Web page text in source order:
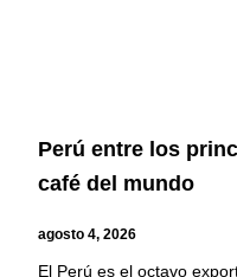
Perú entre los
café del mundo
agosto 4, 2026
El Perú es el octavo